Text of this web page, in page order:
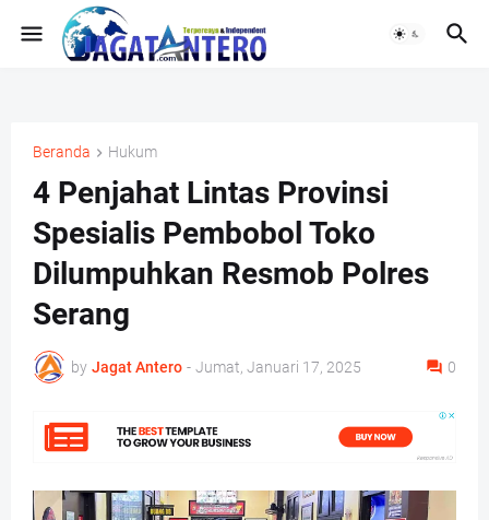
Beranda Hukum
4 Penjahat Lintas Provinsi
Spesialis Pembobol Toko
Dilumpuhkan Resmob Polres
Serang
by Jagat Antero - Jumat, Januari 17, 2025 0